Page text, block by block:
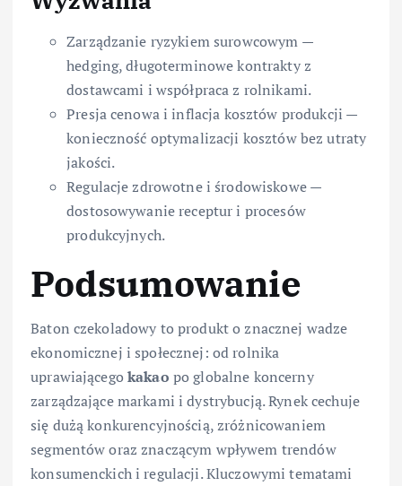
Zarządzanie ryzykiem surowcowym —
hedging, długoterminowe kontrakty z
dostawcami i współpraca z rolnikami.
Presja cenowa i inflacja kosztów produkcji —
konieczność optymalizacji kosztów bez utraty
jakości.
Regulacje zdrowotne i środowiskowe —
dostosowywanie receptur i procesów
produkcyjnych.
Podsumowanie
Baton czekoladowy to produkt o znacznej wadze
ekonomicznej i społecznej: od rolnika
uprawiającegokakao po globalne koncerny
zarządzające markami i dystrybucją. Rynek cechuje
się dużą konkurencyjnością, zróżnicowaniem
segmentów oraz znaczącym wpływem trendów
konsumenckich i regulacji. Kluczowymi tematami